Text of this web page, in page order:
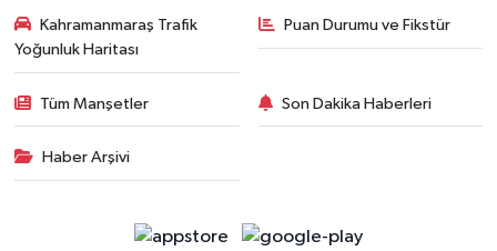
Kahramanmaraş Trafik
Yoğunluk Haritası
Puan Durumu ve Fikstür
Tüm Manşetler Son Dakika Haberleri
Haber Arşivi